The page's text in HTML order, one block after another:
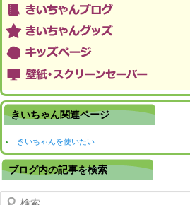
きいちゃん関連ページ
きいちゃんを使いたい
ブログ内の記事を検索
検索